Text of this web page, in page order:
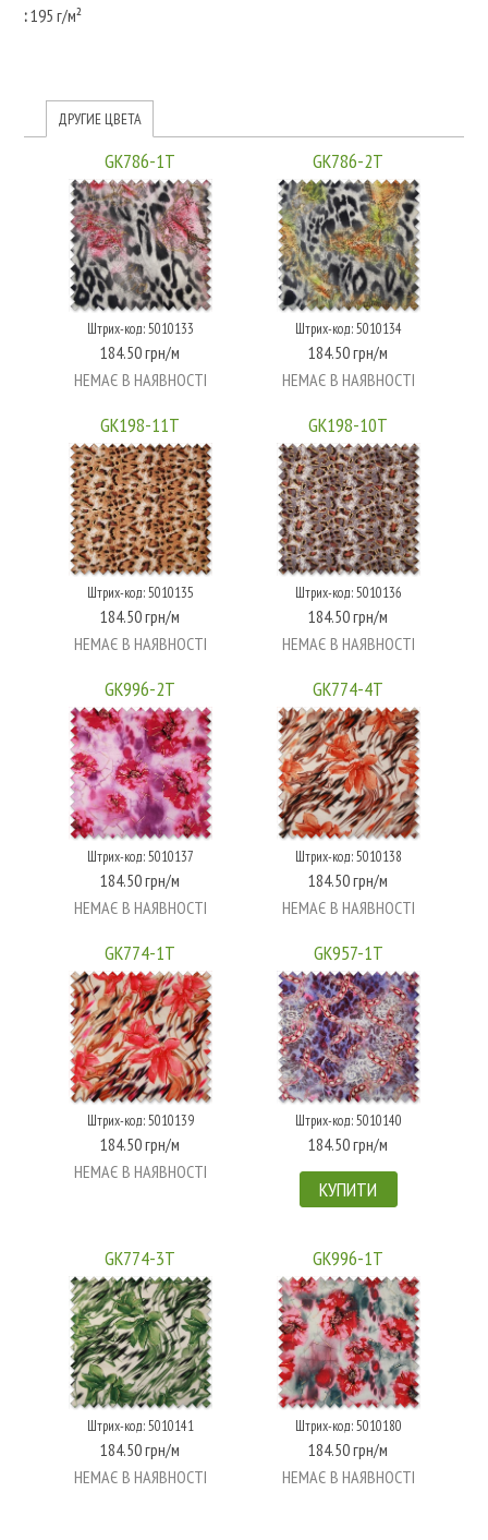
:195 г/м²
ДРУГИЕ ЦВЕТА
GK786-1T
Штрих-код: 5010133
184.50 грн/м
НЕМАЄ В НАЯВНОСТІ
GK786-2T
Штрих-код: 5010134
184.50 грн/м
НЕМАЄ В НАЯВНОСТІ
GK198-11T
Штрих-код: 5010135
184.50 грн/м
НЕМАЄ В НАЯВНОСТІ
GK198-10T
Штрих-код: 5010136
184.50 грн/м
НЕМАЄ В НАЯВНОСТІ
GK996-2T
Штрих-код: 5010137
184.50 грн/м
НЕМАЄ В НАЯВНОСТІ
GK774-4T
Штрих-код: 5010138
184.50 грн/м
НЕМАЄ В НАЯВНОСТІ
GK774-1T
Штрих-код: 5010139
184.50 грн/м
НЕМАЄ В НАЯВНОСТІ
GK957-1T
Штрих-код: 5010140
184.50 грн/м
КУПИТИ
GK774-3T
Штрих-код: 5010141
184.50 грн/м
НЕМАЄ В НАЯВНОСТІ
GK996-1T
Штрих-код: 5010180
184.50 грн/м
НЕМАЄ В НАЯВНОСТІ